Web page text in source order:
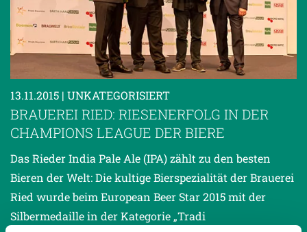
13.11.2015 | UNKATEGORISIERT
BRAUEREI RIED: RIESENERFOLG IN DER
CHAMPIONS LEAGUE DER BIERE
Das Rieder India Pale Ale (IPA) zählt zu den besten
Bieren der Welt: Die kultige Bierspezialität der Brauerei
Ried wurde beim European Beer Star 2015 mit der
Silbermedaille in der Kategorie „Tradi